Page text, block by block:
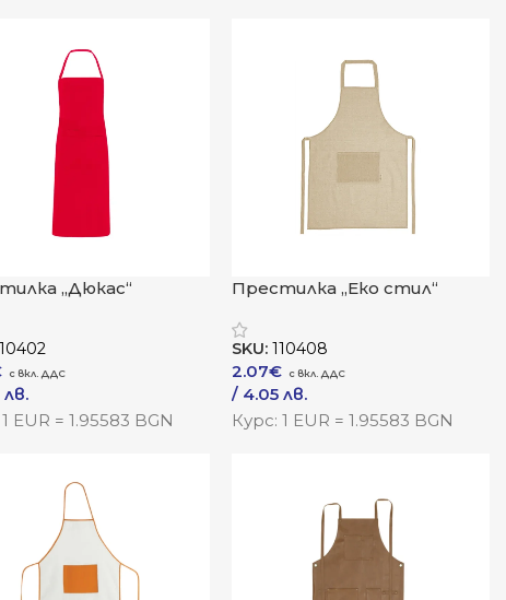
„Дюкас“
EUR = 1.95583 BGN
Престилка „Еко стил“
SKU:110408
2.07€
/ 4.05 лв.
Към Продукта
Курс: 1 EUR = 1.95583 BGN